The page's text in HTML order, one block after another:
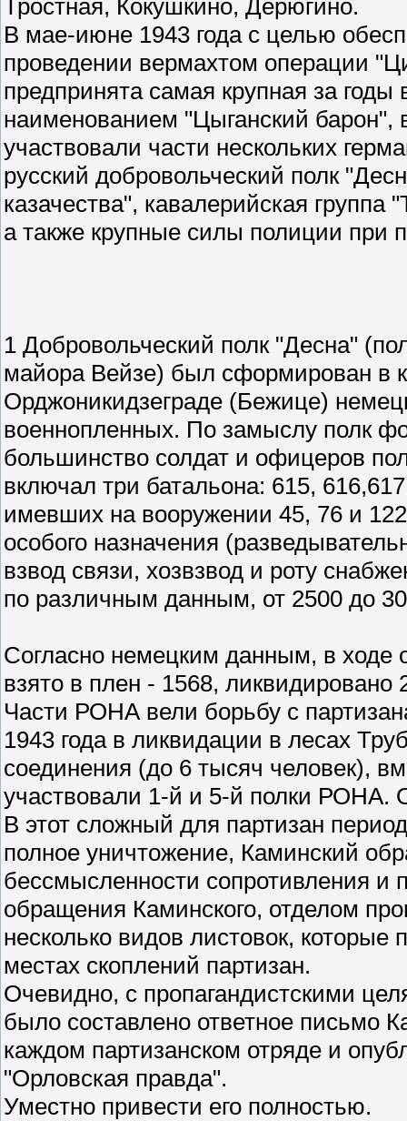
Тростная, Кокушкино, Дерюгино.
В мае-июне 1943 года с целью
проведении вермахтом операции
предпринята самая крупная за
наименованием "Цыганский барон",
участвовали части нескольких
русский добровольческий полк
казачества", кавалерийская
а также крупные силы полиции при
1 Добровольческий полк "Десна"
майора Вейзе) был сформирован в
Орджоникидзеграде (Бежице)
военнопленных. По замыслу полк
большинство солдат и офицеров
включал три батальона: 615,
имевших на вооружении 45, 76 и
особого назначения
взвод связи, хозвзвод и роту
по различным данным, от 2500 до
Согласно немецким данным, в ходе
взято в плен - 1568, ликвидировано
Части РОНА вели борьбу с
1943 года в ликвидации в лесах
соединения (до 6 тысяч человек),
участвовали 1-й и 5-й полки РОНА.
В этот сложный для партизан
полное уничтожение, Каминский
бессмысленности сопротивления и
обращения Каминского, отделом
несколько видов листовок,
местах скоплений партизан.
Очевидно, с пропагандистскими
было составлено ответное письмо
каждом партизанском отряде и
"Орловская правда".
Уместно привести его полностью.